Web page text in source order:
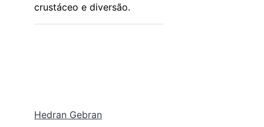
crustáceo e diversão.
Hedran Gebran